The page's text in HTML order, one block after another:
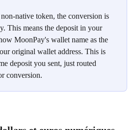
native token, the conversion is
This means the deposit in your
MoonPay's wallet name as the
original wallet address. This is
deposit you sent, just routed
conversion.